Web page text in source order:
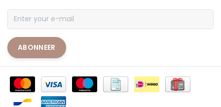
ABONNEER